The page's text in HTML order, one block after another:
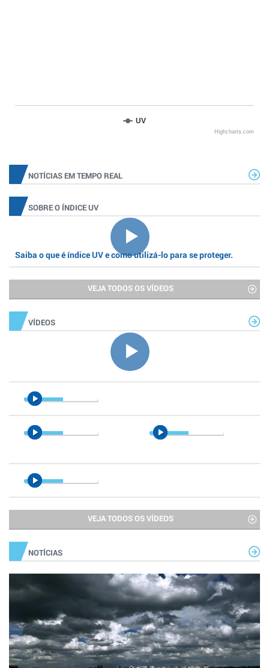
UV
Highcharts.com
NOTÍCIAS EM TEMPO REAL
SOBRE O ÍNDICE UV
Saiba o que é índice UV e como utilizá-lo para se proteger.
VEJA TODOS OS VÍDEOS
VÍDEOS
VEJA TODOS OS VÍDEOS
NOTÍCIAS